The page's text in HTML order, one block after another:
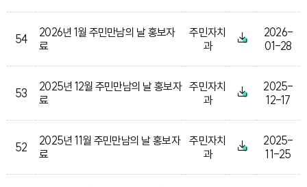
54
2026년 1월 주민만남의 날 홍보자
료
주민자치
과
2026-
01-28
53
2025년 12월 주민만남의 날 홍보자
료
주민자치
과
2025-
12-17
52
2025년 11월 주민만남의 날 홍보자
료
주민자치
과
2025-
11-25